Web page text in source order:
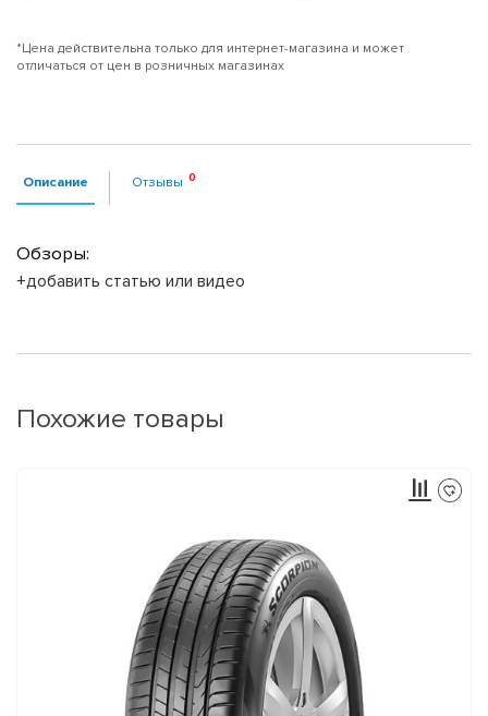
*Цена действительна только для интернет-магазина и может
отличаться от цен в розничных магазинах
Описание Отзывы
Обзоры:
+добавить статью или видео
Похожие товары